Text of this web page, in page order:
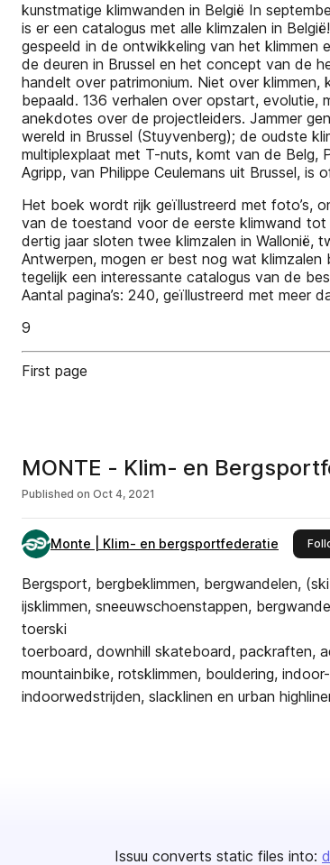
kunstmatige klimwanden in België In
is er een catalogus met alle klimzalen in
gespeeld in de ontwikkeling van het klimmen
de deuren in Brussel en het concept van de
handelt over patrimonium. Niet over
bepaald. 136 verhalen over opstart, evolutie,
anekdotes over de projectleiders. Jammer
wereld in Brussel (Stuyvenberg); de oudste
multiplexplaat met T-nuts, komt van de Belg,
Agripp, van Philippe Ceulemans uit Brussel,
Het boek wordt rijk geïllustreerd met foto’s,
van de toestand voor de eerste klimwand tot
dertig jaar sloten twee klimzalen in Wallonië,
Antwerpen, mogen er best nog wat
tegelijk een interessante catalogus van de
Aantal pagina’s: 240, geïllustreerd met meer
9
First page
MONTE - Klim- en
Published on Oct 4, 2021
Monte | Klim- en bergsportfederatie
Bergsport, bergbeklimmen, bergwandelen,
ijsklimmen, sneeuwschoenstappen,
toerski
toerboard, downhill skateboard, packraften,
mountainbike, rotsklimmen, bouldering,
indoorwedstrijden, slacklinen en urban
Issuu converts static files into: